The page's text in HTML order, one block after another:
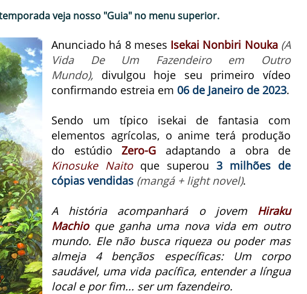
veja nosso "Guia" no menu superior.
Anunciado há 8 meses Isekai Nonbiri Nouka(A
Vida De Um Fazendeiro em Outro
Mundo), divulgou hoje seu primeiro vídeo
confirmando estreia em 06 de Janeiro de 2023.
Sendo um típico isekai de fantasia com
elementos agrícolas, o anime terá produção
do estúdio Zero-G adaptando a obra de
Kinosuke Naitoque superou 3 milhões de
cópias vendidas (mangá + light novel).
A história acompanhará o jovem Hiraku
Machio que ganha uma nova vida em outro
mundo. Ele não busca riqueza ou poder mas
almeja 4 bençãos específicas: Um corpo
saudável, uma vida pacífica, entender a língua
local e por fim... ser um fazendeiro.